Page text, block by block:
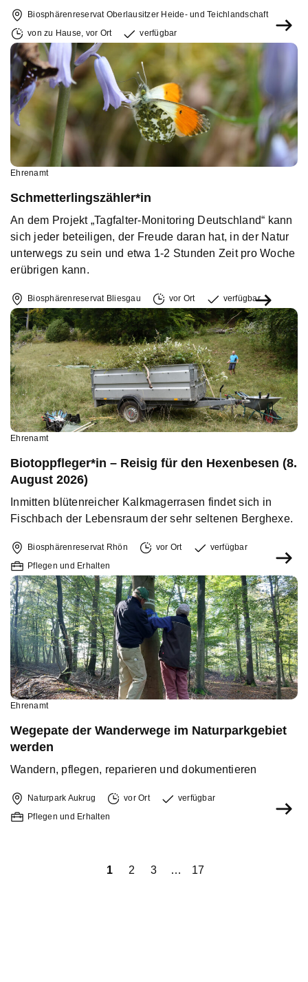
Biosphärenreservat Oberlausitzer Heide- und Teichlandschaft
von zu Hause, vor Ort verfügbar
Ehrenamt
Schmetterlingszähler*in
An dem Projekt „Tagfalter-Monitoring Deutschland“ kann
sich jeder beteiligen, der Freude daran hat, in der Natur
unterwegs zu sein und etwa 1-2 Stunden Zeit pro Woche
erübrigen kann.
Biosphärenreservat Bliesgau vor Ort verfügbar
Ehrenamt
Biotoppfleger*in – Reisig für den Hexenbesen (8.
August 2026)
Inmitten blütenreicher Kalkmagerrasen findet sich in
Fischbach der Lebensraum der sehr seltenen Berghexe.
Biosphärenreservat Rhön vor Ort
verfügbar
Pflegen und Erhalten
Ehrenamt
Wegepate der Wanderwege im Naturparkgebiet
werden
Wandern, pflegen, reparieren und dokumentieren
Naturpark Aukrug vor Ort
verfügbar
Pflegen und Erhalten
1 2 3 … 17